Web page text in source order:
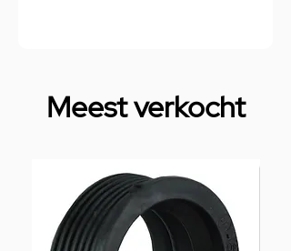
Meest verkocht